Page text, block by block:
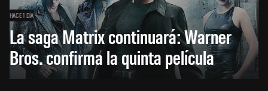
HACE 1 DÍA
La saga Matrix continuará: Warner
Bros. confirma la quinta película